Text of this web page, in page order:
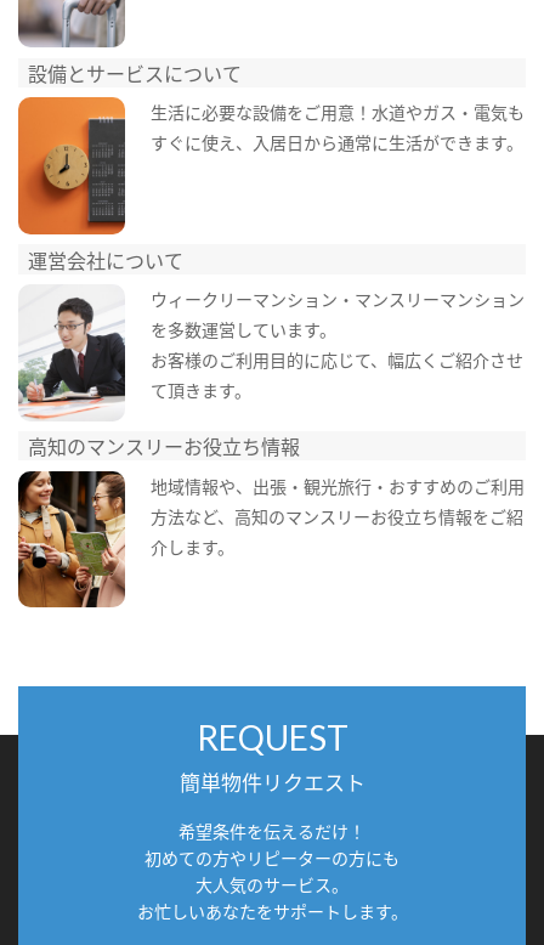
設備とサービスについて
生活に必要な設備をご用意！水道やガス・電気も
すぐに使え、入居日から通常に生活ができます。
運営会社について
ウィークリーマンション・マンスリーマンション
を多数運営しています。
お客様のご利用目的に応じて、幅広くご紹介させ
て頂きます。
高知のマンスリーお役立ち情報
地域情報や、出張・観光旅行・おすすめのご利用
方法など、高知のマンスリーお役立ち情報をご紹
介します。
REQUEST
簡単物件リクエスト
希望条件を伝えるだけ！
初めての方やリピーターの方にも
大人気のサービス。
お忙しいあなたをサポートします。